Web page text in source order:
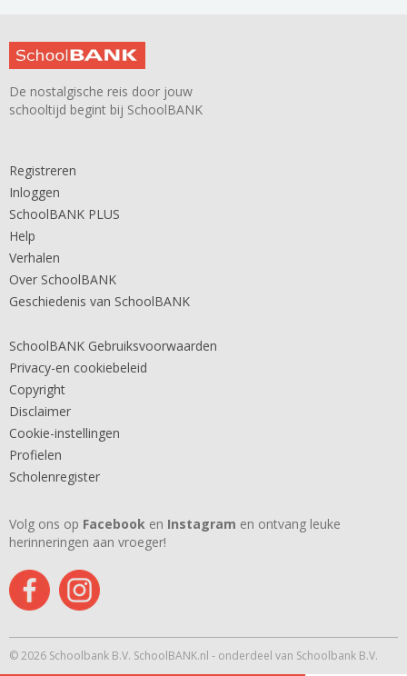
De nostalgische reis door jouw
schooltijd begint bij SchoolBANK
Registreren
Inloggen
SchoolBANK PLUS
Help
Verhalen
Over SchoolBANK
Geschiedenis van SchoolBANK
SchoolBANK Gebruiksvoorwaarden
Privacy-en cookiebeleid
Copyright
Disclaimer
Cookie-instellingen
Profielen
Scholenregister
Volg ons op Facebook en Instagram en ontvang leuke
herinneringen aan vroeger!
© 2026 Schoolbank B.V. SchoolBANK.nl - onderdeel van Schoolbank B.V.